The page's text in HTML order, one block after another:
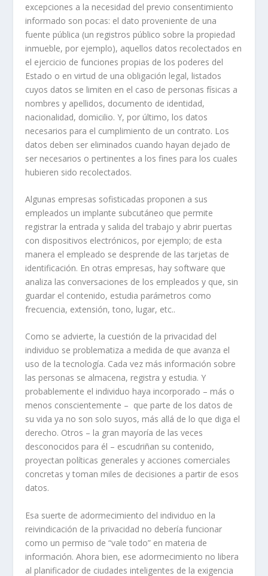
excepciones a la necesidad del previo consentimiento
informado son pocas: el dato proveniente de una
fuente pública (un registros público sobre la propiedad
inmueble, por ejemplo), aquellos datos recolectados en
el ejercicio de funciones propias de los poderes del
Estado o en virtud de una obligación legal, listados
cuyos datos se limiten en el caso de personas físicas a
nombres y apellidos, documento de identidad,
nacionalidad, domicilio. Y, por último, los datos
necesarios para el cumplimiento de un contrato. Los
datos deben ser eliminados cuando hayan dejado de
ser necesarios o pertinentes a los fines para los cuales
hubieren sido recolectados.
Algunas empresas sofisticadas proponen a sus
empleados un implante subcutáneo que permite
registrar la entrada y salida del trabajo y abrir puertas
con dispositivos electrónicos, por ejemplo; de esta
manera el empleado se desprende de las tarjetas de
identificación. En otras empresas, hay software que
analiza las conversaciones de los empleados y que, sin
guardar el contenido, estudia parámetros como
frecuencia, extensión, tono, lugar, etc..
Como se advierte, la cuestión de la privacidad del
individuo se problematiza a medida de que avanza el
uso de la tecnología. Cada vez más información sobre
las personas se almacena, registra y estudia. Y
probablemente el individuo haya incorporado – más o
menos conscientemente – que parte de los datos de
su vida ya no son solo suyos, más allá de lo que diga el
derecho. Otros – la gran mayoría de las veces
desconocidos para él – escudriñan su contenido,
proyectan políticas generales y acciones comerciales
concretas y toman miles de decisiones a partir de esos
datos.
Esa suerte de adormecimiento del individuo en la
reivindicación de la privacidad no debería funcionar
como un permiso de “vale todo” en materia de
información. Ahora bien, ese adormecimiento no libera
al planificador de ciudades inteligentes de la exigencia